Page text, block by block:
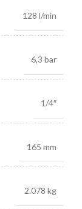
128 l/min
6,3 bar
1/4″
165 mm
2.078 kg